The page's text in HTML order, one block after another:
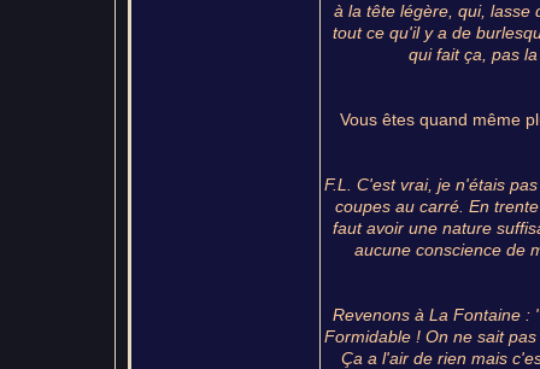
à la tête légère, qui, lasse
tout ce qu'il y a de
qui fait ça, pas
Vous êtes quand même
F.L. C'est vrai, je n'étais
coupes au carré. En
faut avoir une nature
aucune conscience de
Revenons à La Fontaine :
Formidable ! On ne sait
Ça a l'air de rien mais